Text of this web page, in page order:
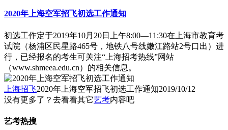
2020年上海空军招飞初选工作通知
初选工作定于2019年10月20日上午8:00—11:30在上海市教育考
试院（杨浦区民星路465号，地铁八号线嫩江路站2号口出）进
行，已经报名的考生可关注“上海招考热线”网站
（www.shmeea.edu.cn）的相关信息。
上海招飞2020年上海空军招飞初选工作通知2019/10/12
没有更多了？去看看其它艺考内容吧
艺考热搜